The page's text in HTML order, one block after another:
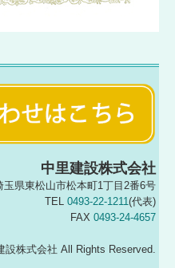
中里建設株式会社
玉県東松山市松本町1丁目2番6号
TEL 0493-22-1211(代表)
FAX 0493-24-4657
株式会社 All Rights Reserved.